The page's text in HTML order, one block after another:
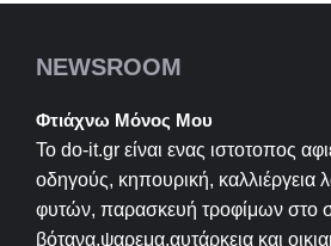
NEWSROOM
Φτιάχνω Μόνος Μου
Το do-it.gr είναι ενας ιστοτοπος
οδηγούς, κηπουρική, καλλιέργεια
φυτών, παρασκευή τροφίμων στο
βότανα,ψαρεμα,αυτάρκεια και